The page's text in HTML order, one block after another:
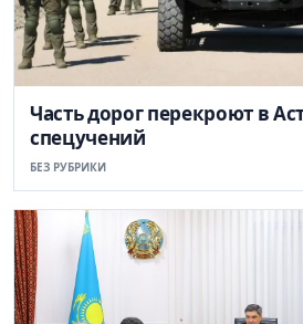
Часть дорог перекроют в
спецучений
БЕЗ РУБРИКИ